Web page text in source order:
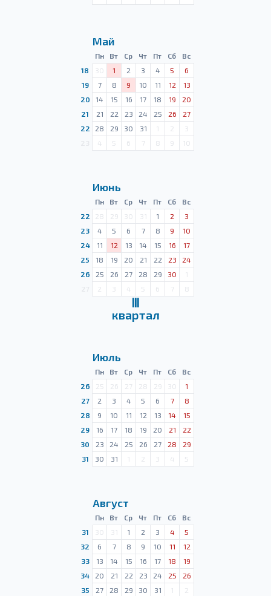
Май
Пн Вт Ср Чт Пт Сб
Вс
18
30 1 2 3 4 5
6
19
7 8 9 10 11 12
13
20
14 15 16 17 18 19
20
21
21 22 23 24 25 26
27
22
28 29 30 31 1 2
3
4 5 6 7 8 9 10
Июнь
Пн Вт Ср Чт Пт Сб
Вс
22
28 29 30 31 1 2
3
23
4 5 6 7 8 9
10
24
11 12 13 14 15 16
17
25
18 19 20 21 22 23
24
26
25 26 27 28 29 30
1
2 3 4 5 6 7 8
Ⅲ
квартал
Июль
Пн Вт Ср Чт Пт Сб
Вс
26
25 26 27 28 29 30
1
27
2 3 4 5 6 7
8
28
9 10 11 12 13 14
15
29
16 17 18 19 20 21
22
30
23 24 25 26 27 28
29
31
30 31 1 2 3 4 5
Август
Пн Вт Ср Чт Пт Сб
Вс
31
30 31 1 2 3 4
5
32
6 7 8 9 10 11
12
33
13 14 15 16 17 18
19
34
20 21 22 23 24 25
26
35
27 28 29 30 31 1
2